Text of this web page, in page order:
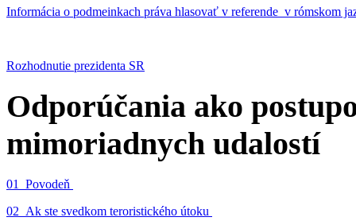
Informácia o podmeinkach práva hlasovať v referende v rómskom
Rozhodnutie prezidenta SR
Odporúčania ako
mimoriadnych udalostí
01_Povodeň
02_Ak ste svedkom teroristického útoku